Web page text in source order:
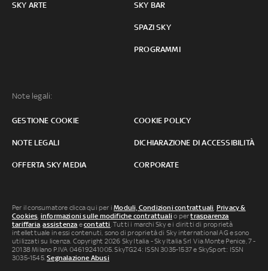
SKY ARTE SKY BAR
SPAZI SKY
PROGRAMMI
Note legali:
GESTIONE COOKIE COOKIE POLICY
NOTE LEGALI DICHIARAZIONE DI ACCESSIBILITÀ
OFFERTA SKY MEDIA CORPORATE
Per il consumatore clicca qui per iModuli, Condizioni contrattuali, Privacy &
Cookies, informazioni sulle modifiche contrattuali o pertrasparenza
tariffaria,assistenza econtatti. Tutti i marchi Sky e i diritti di proprietà
intellettuale in essi contenuti, sono di proprietà di Sky international AG e sono
utilizzati su licenza. Copyright 2026 Sky Italia - Sky Italia Srl Via Monte Penice, 7 -
20138 Milano P.IVA 04619241005. SkyTG24: ISSN 3035-1537 e SkySport: ISSN
3035-1545.Segnalazione Abusi